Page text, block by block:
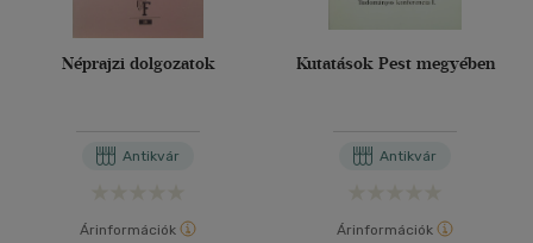
Néprajzi dolgozatok
Antikvár
Árinformációk
Kutatások Pest megyében
Antikvár
Árinformációk